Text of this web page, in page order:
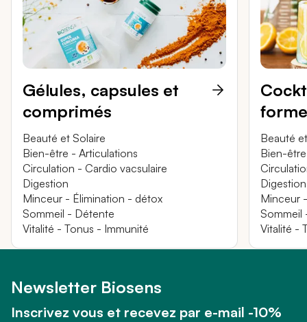
Gélules, capsules et
comprimés
Beauté et Solaire
Bien-être - Articulations
Circulation - Cardio vacsulaire
Digestion
Minceur - Élimination - détox
Sommeil - Détente
Vitalité - Tonus - Immunité
Beauté
Bien-
Digestion
Minceur
Sommeil
Vitalité -
Newsletter Biosens
Inscrivez vous et recevez par e-mail -10%